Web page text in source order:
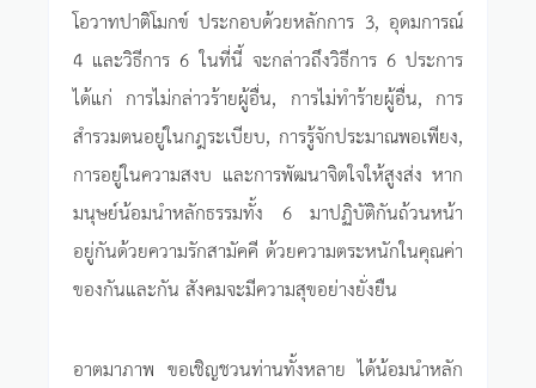
โอวาทปาติโมกข์ ประกอบด้วยหลักการ 3, อุดมการณ์
4 และวิธีการ 6 ในที่นี้ จะกล่าวถึงวิธีการ 6 ประการ
ได้แก่ การไม่กล่าวร้ายผู้อื่น, การไม่ทำร้ายผู้อื่น, การ
สำรวมตนอยู่ในกฎระเบียบ, การรู้จักประมาณพอเพียง,
การอยู่ในความสงบ และการพัฒนาจิตใจให้สูงส่ง หาก
มนุษย์น้อมนำหลักธรรมทั้ง 6 มาปฏิบัติกันถ้วนหน้า
อยู่กันด้วยความรักสามัคคี ด้วยความตระหนักในคุณค่า
ของกันและกัน สังคมจะมีความสุขอย่างยั่งยืน
อาตมาภาพ ขอเชิญชวนท่านทั้งหลาย ได้น้อมนำหลัก